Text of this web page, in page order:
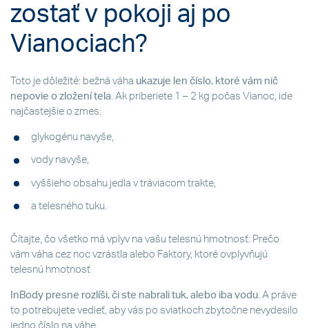
zostať v pokoji aj po
Vianociach?
Toto je dôležité: bežná váha ukazuje len číslo, ktoré vám nič
nepovie o zložení tela. Ak priberiete 1 – 2 kg počas Vianoc, ide
najčastejšie o zmes:
glykogénu navyše,
vody navyše,
vyššieho obsahu jedla v tráviacom trakte,
a telesného tuku.
Čítajte, čo všetko má vplyv na vašu telesnú hmotnosť: Prečo
vám váha cez noc vzrástla alebo Faktory, ktoré ovplyvňujú
telesnú hmotnosť
InBody presne rozlíši, či ste nabrali tuk, alebo iba vodu. A práve
to potrebujete vedieť, aby vás po sviatkoch zbytočne nevydesilo
jedno číslo na váhe.